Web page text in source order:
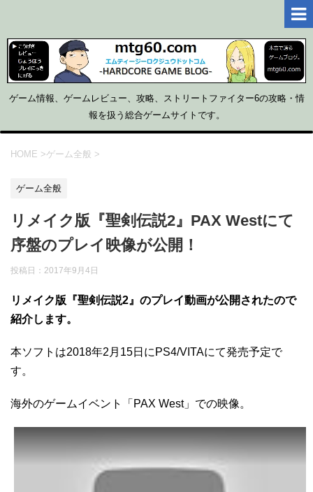
ゲーム情報、ゲームレビュー、攻略、ストリートファイター6の攻略・情
報を扱う総合ゲームサイトです。
HOME >ゲーム全般 >
ゲーム全般
リメイク版『聖剣伝説2』PAX Westにて
序盤のプレイ映像が公開！
投稿日： 2017年9月4日
リメイク版『聖剣伝説2』のプレイ動画が公開されたので
紹介します。
本ソフトは2018年2月15日にPS4/VITAにて発売予定で
す。
海外のゲームイベント「PAX West」での映像。
この動画を YouTube で視聴